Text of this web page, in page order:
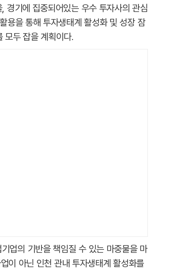
경기에 집중되어있는 우수 투자사의 관심
용을 통해 투자생태계 활성화 및 성장 잠
모두 잡을 계획이다.
업의 기반을 책임질 수 있는 마중물을 마
이 아닌 인천 관내 투자생태계 활성화를